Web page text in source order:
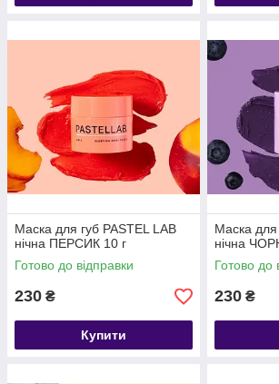
Маска для губ PASTEL LAB
нічна ПЕРСИК 10 г
Готово до відправки
230 ₴
Купити
Маска для
нічна
Готово до
230 ₴